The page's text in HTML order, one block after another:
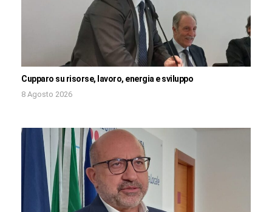
Cupparo su risorse, lavoro, energia e sviluppo
8 Agosto 2026